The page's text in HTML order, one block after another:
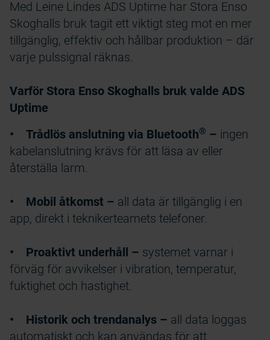
Med Leine Lindes ADS Uptime har Stora Enso
Skoghalls bruk tagit ett viktigt steg mot en mer
tillgänglig, effektiv och hållbar produktion – där
varje pulssignal räknas.
Varför Stora Enso Skoghalls bruk valde ADS
Uptime
• Trådlös anslutning via Bluetooth® – ingen
kabelanslutning krävs för att läsa av eller
återställa larm.
• Mobil åtkomst – all data är tillgänglig i en
app, direkt i teknikerteamets telefoner.
• Proaktivt underhåll – systemet varnar i
förväg för avvikelser i vibration, temperatur,
fuktighet och hastighet.
• Historik och trendanalys – all data loggas
automatiskt och kan användas för att